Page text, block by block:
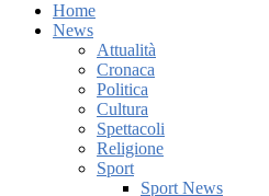
Home
News
Attualità
Cronaca
Politica
Cultura
Spettacoli
Religione
Sport
Sport News